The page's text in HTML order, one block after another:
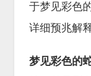
于梦见彩色
详细预兆解释
梦见彩色的